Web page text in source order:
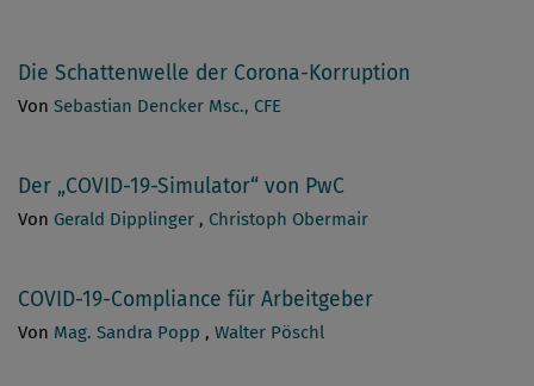
Die Schattenwelle der Corona-Korruption
Von Sebastian Dencker Msc., CFE
Der „COVID-19-Simulator“ von PwC
Von Gerald Dipplinger , Christoph Obermair
COVID-19-Compliance für Arbeitgeber
Von Mag. Sandra Popp , Walter Pöschl